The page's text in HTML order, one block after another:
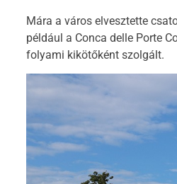
Mára a város elvesztette
például a Conca delle Porte
folyami kikötőként szolgált.